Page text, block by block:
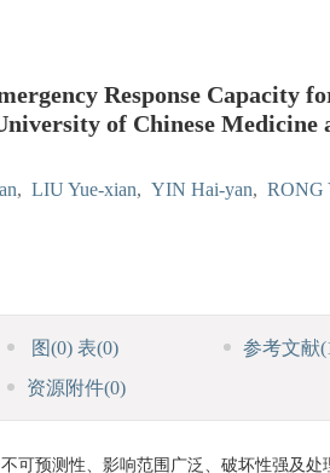
Response Capacity
of Chinese Medicine
, LIU Yue-xian, YIN Hai-yan, RONG
图(0) 表(0) 参考文献
资源附件(0)
可预测性、影响范围广泛、破坏性强及处